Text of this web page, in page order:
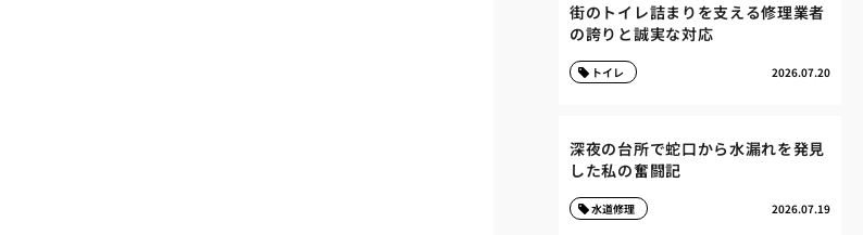
街のトイレ詰まりを支える修理業者
の誇りと誠実な対応
2026.07.20
トイレ
深夜の台所で蛇口から水漏れを発見
した私の奮闘記
2026.07.19
水道修理